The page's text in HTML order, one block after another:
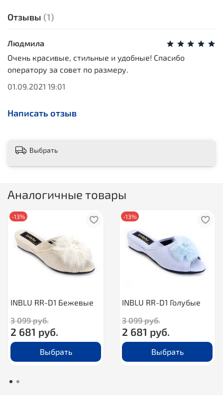
Отзывы (1)
Людмила
Очень красивые, стильные и удобные! Спасибо
оператору за совет по размеру.
01.09.2021 19:01
Написать отзыв
Выбрать
Аналогичные товары
-13%
INBLU RR-D1 Бежевые
3 099 руб.
2 681 руб.
Выбрать
-13%
INBLU RR-D1 Голубые
3 099 руб.
2 681 руб.
Выбрать